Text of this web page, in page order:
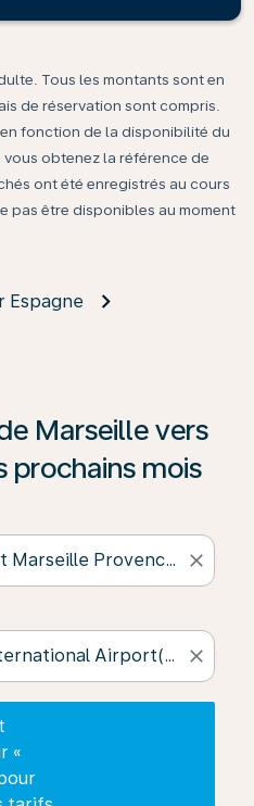
Tous les montants sont en
de réservation sont compris.
fonction de la disponibilité du
obtenez la référence de
ont été enregistrés au cours
pas être disponibles au moment
Espagne
Marseille vers
prochains mois
close
close
«
cliquez sur «